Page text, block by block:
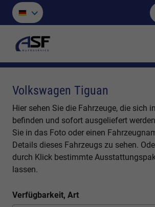
Volkswagen Tiguan
Hier sehen Sie die Fahrzeuge, die sich
befinden und sofort ausgeliefert
Sie in das Foto oder einen
Details dieses Fahrzeugs zu sehen.
durch Klick bestimmte
lassen.
Verfügbarkeit, Art